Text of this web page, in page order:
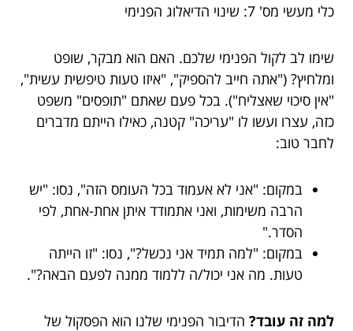
כלי מעשי מס' 7: שינוי הדיאלוג הפנימי
שימו לב לקול הפנימי שלכם. האם הוא מבקר, שופט
ומלחיץ? ("אתה חייב להספיק", "איזו טעות טיפשית עשית",
"אין סיכוי שאצליח"). בכל פעם שאתם "תופסים" משפט
כזה, עצרו ועשו לו "עריכה" קטנה, כאילו הייתם מדברים
לחבר טוב:
במקום: "אני לא אעמוד בכל העומס הזה", נסו: "יש
הרבה משימות, ואני אתמודד איתן אחת-אחת, לפי
הסדר."
במקום: "למה תמיד אני נכשל?", נסו: "זו הייתה
טעות. מה אני יכול/ה ללמוד ממנה לפעם הבאה?".
למה זה עובד? הדיבור הפנימי שלנו הוא הפסקול של